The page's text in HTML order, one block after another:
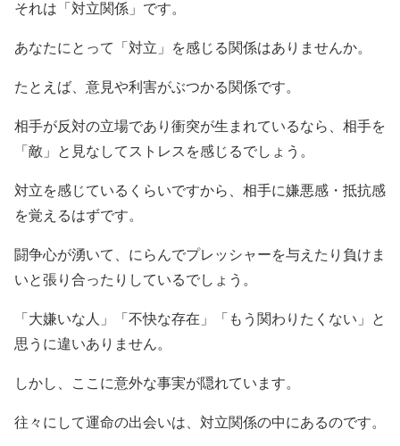
それは「対立関係」です。
あなたにとって「対立」を感じる関係はありませんか。
たとえば、意見や利害がぶつかる関係です。
相手が反対の立場であり衝突が生まれているなら、相手を
「敵」と見なしてストレスを感じるでしょう。
対立を感じているくらいですから、相手に嫌悪感・抵抗感
を覚えるはずです。
闘争心が湧いて、にらんでプレッシャーを与えたり負けま
いと張り合ったりしているでしょう。
「大嫌いな人」「不快な存在」「もう関わりたくない」と
思うに違いありません。
しかし、ここに意外な事実が隠れています。
往々にして運命の出会いは、対立関係の中にあるのです。